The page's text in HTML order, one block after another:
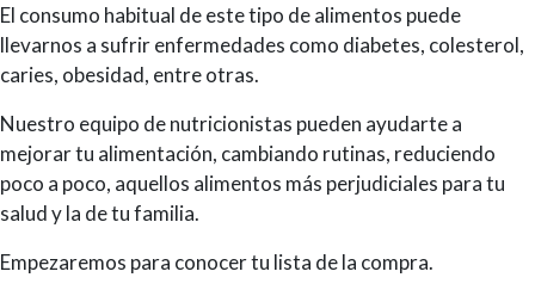
El consumo habitual de este tipo de alimentos puede
llevarnos a sufrir enfermedades como diabetes, colesterol,
caries, obesidad, entre otras.
Nuestro equipo de nutricionistas pueden ayudarte a
mejorar tu alimentación, cambiando rutinas, reduciendo
poco a poco, aquellos alimentos más perjudiciales para tu
salud y la de tu familia.
Empezaremos para conocer tu lista de la compra.